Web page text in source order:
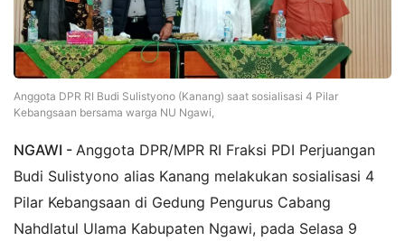
Anggota DPR RI Budi Sulistyono (Kanang) saat sosialisasi 4 Pilar
Kebangsaan bersama warga NU Ngawi,
NGAWI - Anggota DPR/MPR RI Fraksi PDI Perjuangan
Budi Sulistyono alias Kanang melakukan sosialisasi 4
Pilar Kebangsaan di Gedung Pengurus Cabang
Nahdlatul Ulama Kabupaten Ngawi, pada Selasa 9